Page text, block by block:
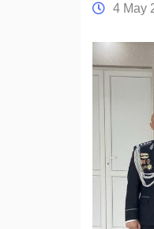
4 May